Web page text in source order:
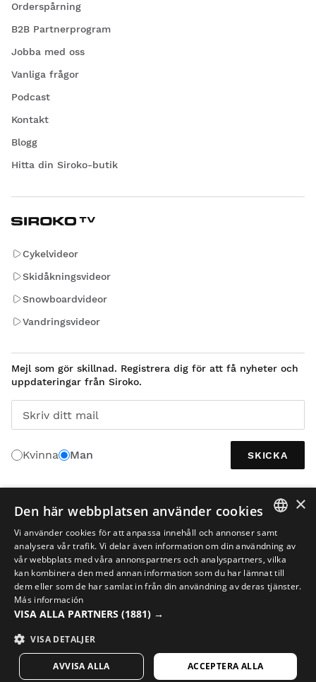
Orderspårning
B2B Partnerprogram
Jobba med oss
Vanliga frågor
Podcast
Kontakt
Blogg
Hitta din Siroko-butik
Cykelvideor
Skidåkningsvideor
Snowboardvideor
Vandringsvideor
Mejl som gör skillnad. Registrera dig för att få nyheter och
uppdateringar från Siroko.
Skriv ditt mail
Kvinna Man SKICKA
SVENSKA
Rättsligt meddelande Cookies
SPANISH
ENGLISH
GREEK
FINNISH
×
Den här webbplatsen använder cookies
Vi använder cookies för att anpassa innehåll och annonser samt
analysera vår trafik. Vi delar även information om din användning av
vår webbplats med våra annonspartners och analyspartners, vilka
kan kombinera den med annan information som du har lämnat till
dem eller som de har samlat in från din användning av deras tjänster.
Más información
VISA ALLA PARTNERS (1881) →
VISA DETALJER
ACCEPTERA ALLA
AVVISA ALLA